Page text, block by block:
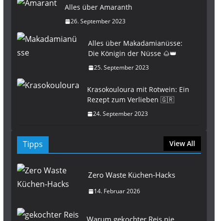
Alles über Amaranth
26. September 2023
Alles über Makadamianüsse:
Die Königin der Nüsse 🌰👑
25. September 2023
Krasokouloura mit Rotwein: Ein
Rezept zum Verlieben 🇬🇷
24. September 2023
Tipps View All
Zero Waste Küchen-Hacks
14. Februar 2026
Warum gekochter Reis nie